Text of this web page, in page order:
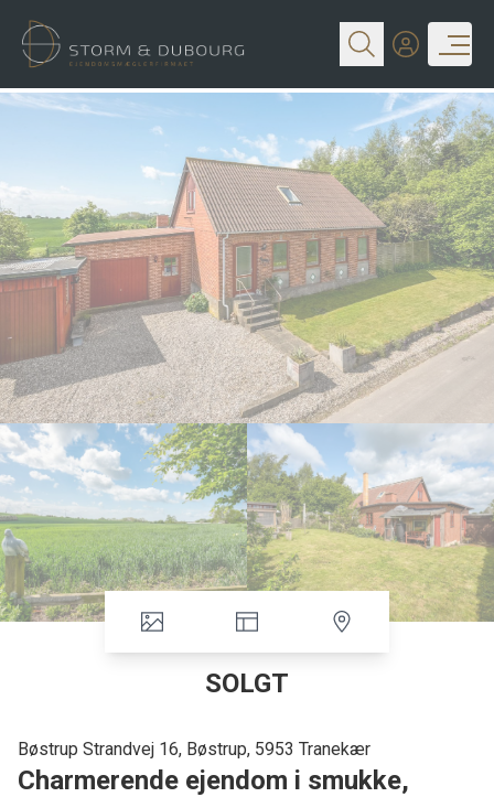
SOLGT
Bøstrup Strandvej 16, Bøstrup, 5953 Tranekær
Charmerende ejendom i smukke,